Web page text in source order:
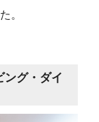
。
ング・ダイ